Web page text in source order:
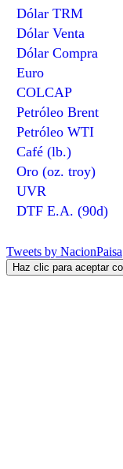
Dólar TRM
Dólar Venta
Dólar Compra
Euro
COLCAP
Petróleo Brent
Petróleo WTI
Café (lb.)
Oro (oz. troy)
UVR
DTF E.A. (90d)
Tweets by NacionPaisa
Haz clic para aceptar